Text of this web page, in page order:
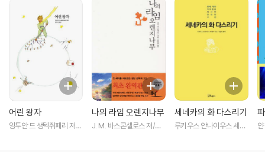
어린 왕자
앙투안 드 생텍쥐페리 저/
나의 라임 오렌지나무
J. M. 바스콘셀로스 저/박
세네카의 화 다스리기
루키우스 안나이우스 세네